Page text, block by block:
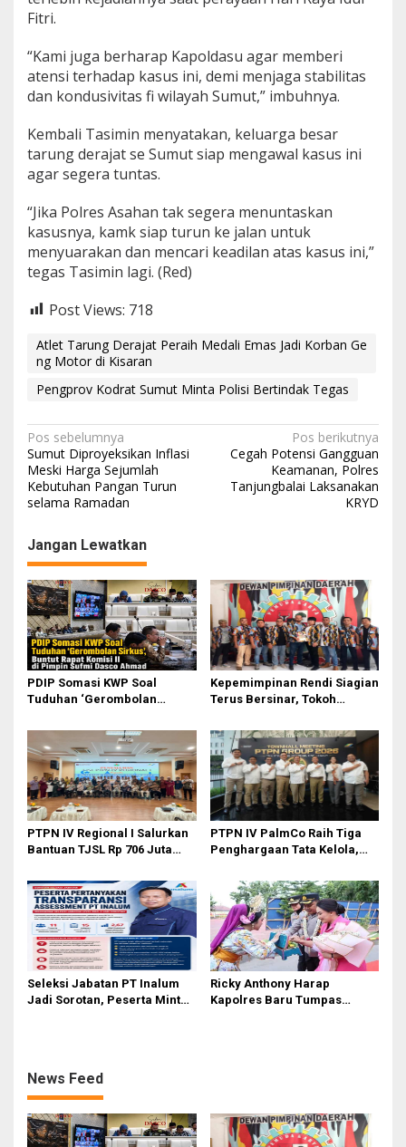
Fitri.
“Kami juga berharap Kapoldasu agar memberi
atensi terhadap kasus ini, demi menjaga stabilitas
dan kondusivitas fi wilayah Sumut,” imbuhnya.
Kembali Tasimin menyatakan, keluarga besar
tarung derajat se Sumut siap mengawal kasus ini
agar segera tuntas.
“Jika Polres Asahan tak segera menuntaskan
kasusnya, kamk siap turun ke jalan untuk
menyuarakan dan mencari keadilan atas kasus ini,”
tegas Tasimin lagi. (Red)
Post Views: 718
Atlet Tarung Derajat Peraih Medali Emas Jadi Korban Ge
ng Motor di Kisaran
Pengprov Kodrat Sumut Minta Polisi Bertindak Tegas
N
a
v
g
a
s
i
p
o
s
Pos sebelumnya
Sumut Diproyeksikan Inflasi
Meski Harga Sejumlah
Kebutuhan Pangan Turun
selama Ramadan
Pos berikutnya
Cegah Potensi Gangguan
Keamanan, Polres
Tanjungbalai Laksanakan
KRYD
Jangan Lewatkan
PDIP Somasi KWP Soal
Tuduhan ‘Gerombolan
II Dipimpin Sufmi Dasco
Ahmad
Kepemimpinan Rendi Siagian
Terus Bersinar, Tokoh
MJA Kota Medan
PTPN IV Regional I Salurkan
Bantuan TJSL Rp 706 Juta
Berkelanjutan
PTPN IV PalmCo Raih Tiga
Penghargaan Tata Kelola,
dan Efisiensi
Seleksi Jabatan PT Inalum
Jadi Sorotan, Peserta Minta
Ricky Anthony Harap
Kapolres Baru Tumpas
News Feed